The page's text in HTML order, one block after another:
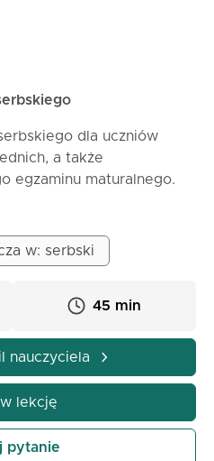
dla uczniów
a także
egzaminu maturalnego.
a sposób
lekcji trwającej 45
w: serbski
45 min
nauczyciela
lekcję
pytanie